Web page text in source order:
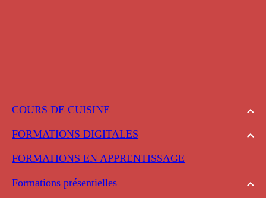
COURS DE CUISINE
FORMATIONS DIGITALES
FORMATIONS EN APPRENTISSAGE
Formations présentielles